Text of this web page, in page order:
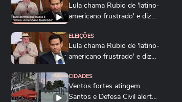
Lula chama Rubio de 'latino-
americano frustrado' e diz
ELEIÇÕES
Lula chama Rubio de 'latino-
americano frustrado' e diz
CIDADES
Ventos fortes atingem
Santos e Defesa Civil alerta